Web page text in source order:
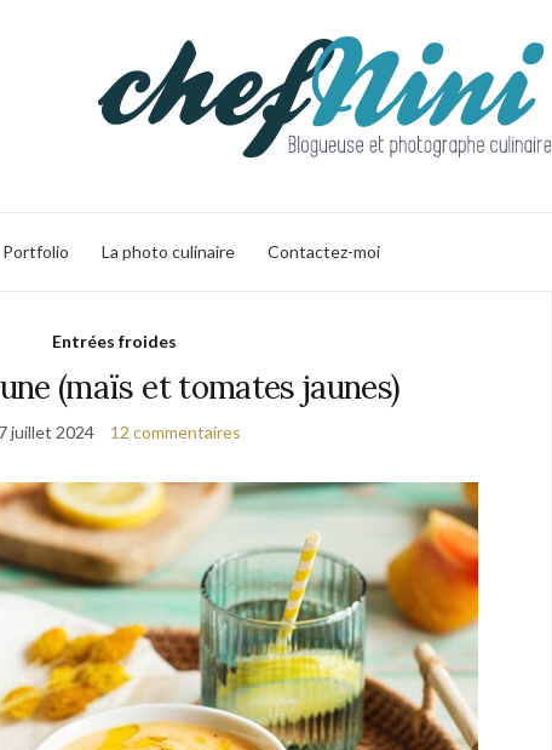
Portfolio La photo culinaire Contactez-moi
Entrées froides
(maïs et tomates jaunes)
juillet 2024 12 commentaires